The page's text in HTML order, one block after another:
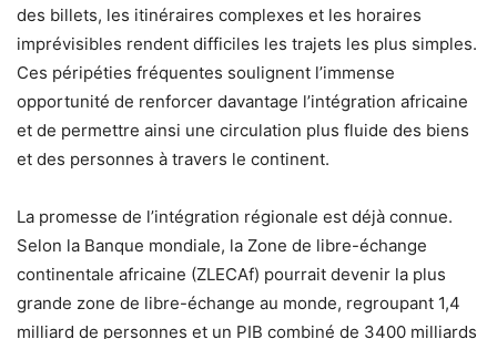
des billets, les itinéraires complexes et les horaires
imprévisibles rendent difficiles les trajets les plus simples.
Ces péripéties fréquentes soulignent l’immense
opportunité de renforcer davantage l’intégration africaine
et de permettre ainsi une circulation plus fluide des biens
et des personnes à travers le continent.
La promesse de l’intégration régionale est déjà connue.
Selon la Banque mondiale, la Zone de libre-échange
continentale africaine (ZLECAf) pourrait devenir la plus
grande zone de libre-échange au monde, regroupant 1,4
milliard de personnes et un PIB combiné de 3400 milliards